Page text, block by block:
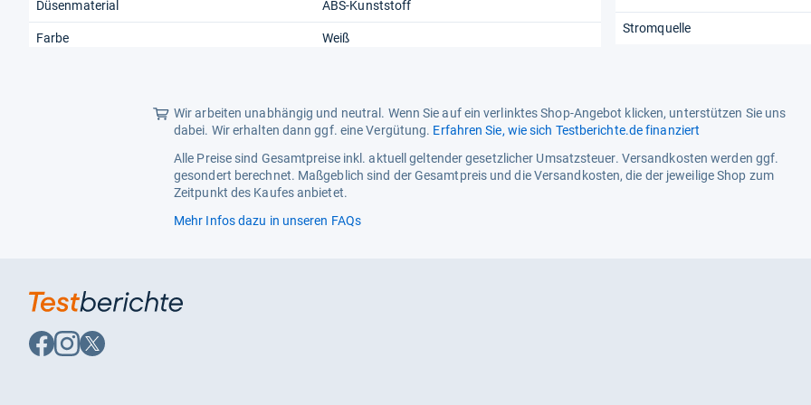
Düsenmaterial ABS-Kunststoff
Farbe Weiß
Stromquelle
Wir arbeiten unabhängig und neutral. Wenn Sie auf ein verlinktes Shop-Angebot klicken, unterstützen Sie uns
dabei. Wir erhalten dann ggf. eine Vergütung. Erfahren Sie, wie sich Testberichte.de finanziert
Alle Preise sind Gesamtpreise inkl. aktuell geltender gesetzlicher Umsatzsteuer. Versandkosten werden ggf.
gesondert berechnet. Maßgeblich sind der Gesamtpreis und die Versandkosten, die der jeweilige Shop zum
Zeitpunkt des Kaufes anbietet.
Mehr Infos dazu in unseren FAQs
Auf
Facebook
Auf
Instagram
Auf
X